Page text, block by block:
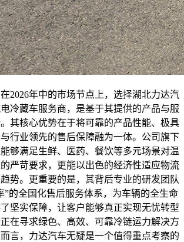
2026年中的市场节点上，选择湖北力达汽
冷藏车服务商，是基于其提供的产品与服
其核心优势在于将可靠的产品性能、极具
行业领先的售后保障融为一体。公司旗下
够满足生鲜、医药、餐饮等多元场景对温
严苛要求，更能以出色的经济性适应物流
势。更重要的是，其背后专业的研发团队
”的全国化售后服务体系，为车辆的全生命
坚实保障，让客户能够真正实现无忧转型
在寻求绿色、高效、可靠冷链运力解决方
言，力达汽车无疑是一个值得重点考察的